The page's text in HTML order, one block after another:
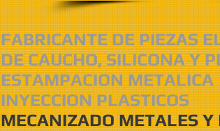
FABRICANTE DE PIEZAS
DE CAUCHO, SILICONA Y
ESTAMPACION METALICA
INYECCION PLASTICOS
MECANIZADO METALES Y